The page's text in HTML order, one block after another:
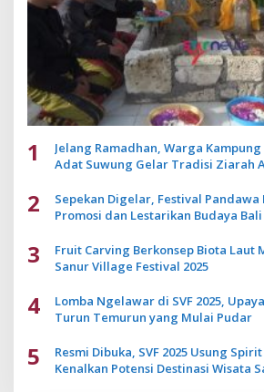
1
Jelang Ramadhan, Warga
Adat Suwung Gelar Tradisi Ziarah
2
Sepekan Digelar, Festival Pandawa
Promosi dan Lestarikan Budaya Bali
3
Fruit Carving Berkonsep Biota Laut
Sanur Village Festival 2025
4
Lomba Ngelawar di SVF 2025,
Turun Temurun yang Mulai Pudar
5
Resmi Dibuka, SVF 2025 Usung
Kenalkan Potensi Destinasi Wisata